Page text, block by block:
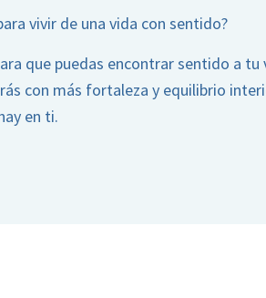
vivir de una vida con sentido?
que puedas encontrar sentido a tu
con más fortaleza y equilibrio
en ti.